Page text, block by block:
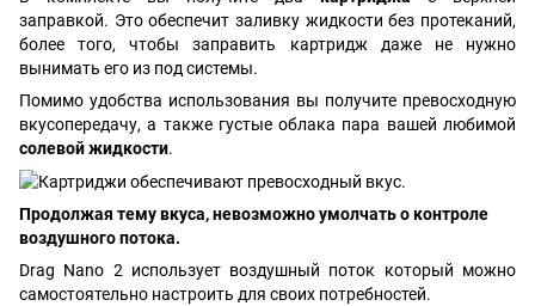
заправкой. Это обеспечит заливку жидкости без протеканий,
более того, чтобы заправить картридж даже не нужно
вынимать его из под системы.
Помимо удобства использования вы получите превосходную
вкусопередачу, а также густые облака пара вашей любимой
солевой жидкости.
Продолжая тему вкуса, невозможно умолчать о контроле
воздушного потока.
Drag Nano 2 использует воздушный поток который можно
самостоятельно настроить для своих потребностей.